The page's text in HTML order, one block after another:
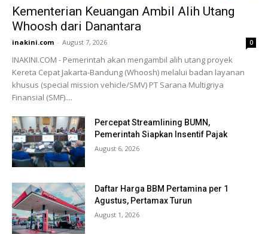
Kementerian Keuangan Ambil Alih Utang
Whoosh dari Danantara
inakini.com - August 7, 2026 0
INAKINI.COM - Pemerintah akan mengambil alih utang proyek
Kereta Cepat Jakarta-Bandung (Whoosh) melalui badan layanan
khusus (special mission vehicle/SMV) PT Sarana Multigriya
Finansial (SMF)....
Percepat Streamlining BUMN,
Pemerintah Siapkan Insentif Pajak
August 6, 2026
Daftar Harga BBM Pertamina per 1
Agustus, Pertamax Turun
August 1, 2026